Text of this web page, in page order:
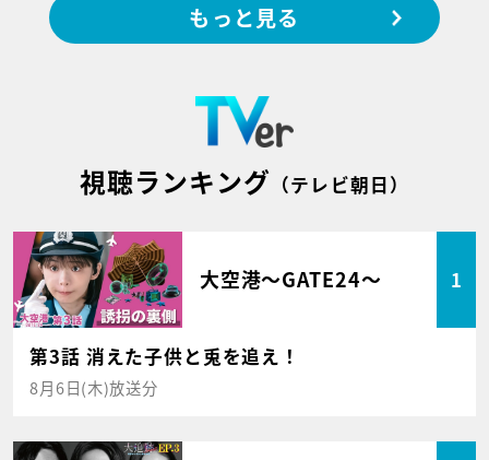
もっと見る
視聴ランキング （テレビ朝日）
大空港～GATE24～ 1
第3話 消えた子供と兎を追え！
8月6日(木)放送分